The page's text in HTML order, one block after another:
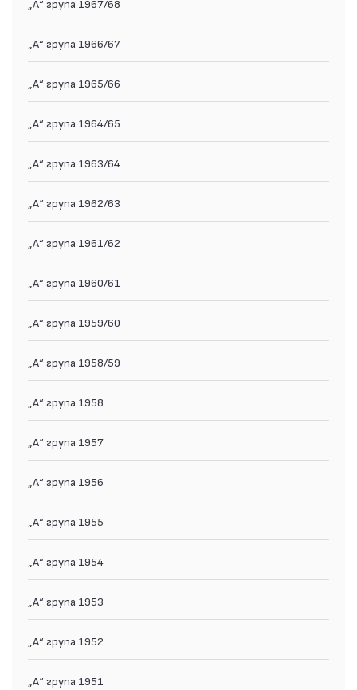
„А“ група 1967/68
„А“ група 1966/67
„А“ група 1965/66
„А“ група 1964/65
„А“ група 1963/64
„А“ група 1962/63
„А“ група 1961/62
„А“ група 1960/61
„А“ група 1959/60
„А“ група 1958/59
„А“ група 1958
„А“ група 1957
„А“ група 1956
„А“ група 1955
„А“ група 1954
„А“ група 1953
„А“ група 1952
„А“ група 1951